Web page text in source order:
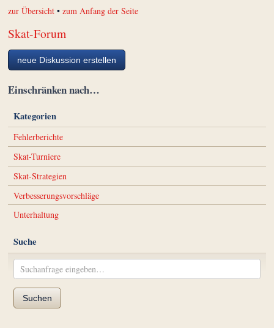
zur Übersicht •zum Anfang der Seite
Skat-Forum
neue Diskussion erstellen
Einschränken nach…
Kategorien
Fehlerberichte
Skat-Turniere
Skat-Strategien
Verbesserungsvorschläge
Unterhaltung
Suche
Suchen